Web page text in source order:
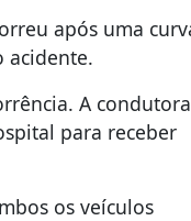
após uma
acidente.
A condutora
para receber
os veículos